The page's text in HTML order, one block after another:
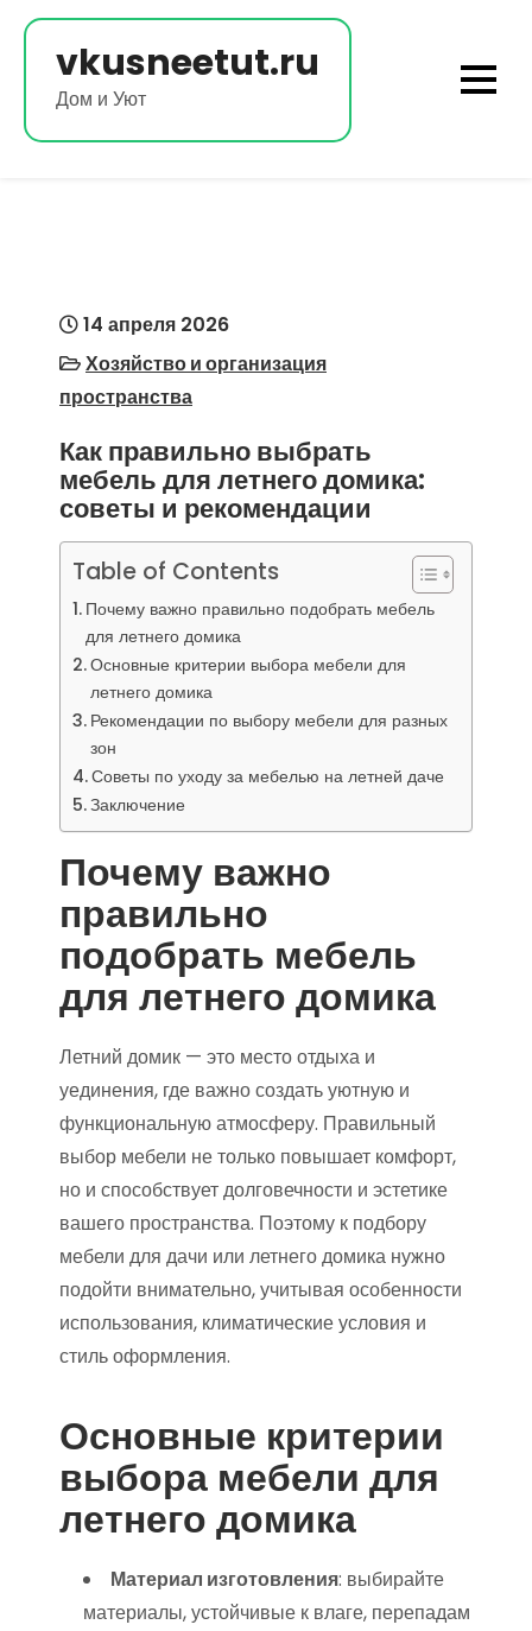
Перейти
содержимому
vkusneetut.ru
Дом и Уют
14 апреля 2026
Хозяйство и организация
пространства
Как правильно выбрать
мебель для летнего домика:
советы и рекомендации
Table of Contents
Почему важно правильно подобрать мебель
для летнего домика
Основные критерии выбора мебели для
летнего домика
Рекомендации по выбору мебели для разных
зон
Советы по уходу за мебелью на летней даче
Заключение
Почему важно
правильно
подобрать мебель
для летнего домика
Летний домик — это место отдыха и
уединения, где важно создать уютную и
функциональную атмосферу. Правильный
выбор мебели не только повышает комфорт,
но и способствует долговечности и эстетике
вашего пространства. Поэтому к подбору
мебели для дачи или летнего домика нужно
подойти внимательно, учитывая особенности
использования, климатические условия и
стиль оформления.
Основные критерии
выбора мебели для
летнего домика
Материал изготовления: выбирайте
материалы, устойчивые к влаге, перепадам